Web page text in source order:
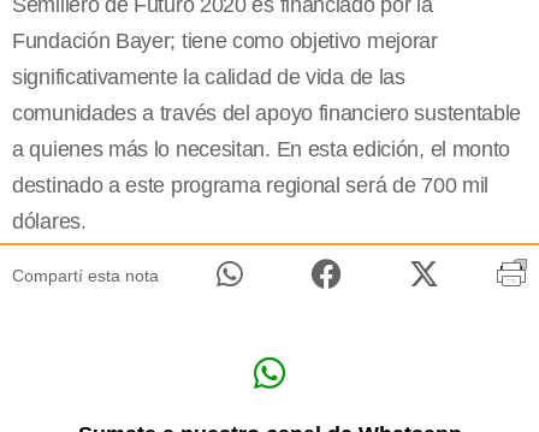
Fundación Bayer; tiene como objetivo mejorar
significativamente la calidad de vida de las
comunidades a través del apoyo financiero sustentable
a quienes más lo necesitan. En esta edición, el monto
destinado a este programa regional será de 700 mil
dólares.
Compartí esta nota